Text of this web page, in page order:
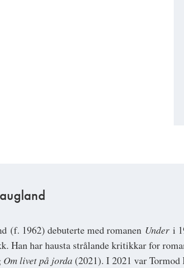
(f. 1962) debuterte med romanen Under i
Han har hausta strålande kritikkar for
Om livet på jorda (2021). I 2021 var